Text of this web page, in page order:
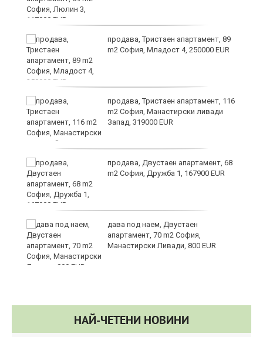
продава, Тристаен апартамент, 89
m2 София, Младост 4, 250000 EUR
продава, Тристаен апартамент, 116
m2 София, Манастирски ливади
Запад, 319000 EUR
продава, Двустаен апартамент, 68
m2 София, Дружба 1, 167900 EUR
дава под наем, Двустаен
апартамент, 70 m2 София,
Манастирски Ливади, 800 EUR
НАЙ-ЧЕТЕНИ НОВИНИ